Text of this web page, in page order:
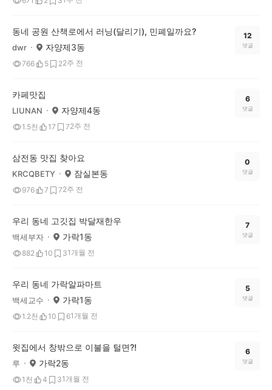
동네 공원 산책로에서 러닝(달리기), 민폐일까요?
dwr 자양제3동
766 5 22주 전
12
댓글
카페맛집
LIUNAN 자양제4동
1.5천 17 72주 전
6
댓글
삼전동 맛집 찾아요
KRCQBETY 잠실본동
976 7 72주 전
0
댓글
우리 동네 고깃집 박달재한우
백세부자 가락1동
882 10 31개월 전
7
댓글
우리 동네 가락알파마트
백세교수 가락1동
1.2천 10 61개월 전
5
댓글
윗집에서 창밖으로 이불을 털면?!
루 가락2동
1천 4 31개월 전
6
댓글